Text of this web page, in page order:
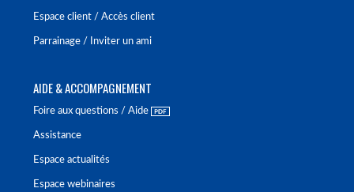
Espace client / Accès client
Parrainage / Inviter un ami
AIDE & ACCOMPAGNEMENT
Foire aux questions / Aide
Assistance
Espace actualités
Espace webinaires